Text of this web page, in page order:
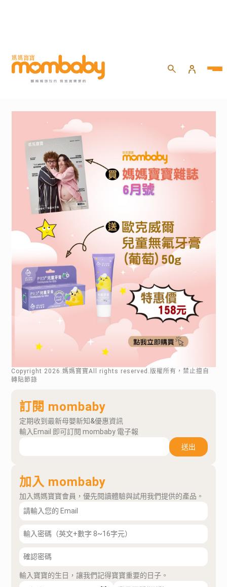
Copyright 2026 .媽媽寶寶All rights reserved.版權所有，禁止擅自
轉貼節錄
訂閱 mombaby
定期收到最新母嬰新知&優惠資訊
輸入Email 即可訂閱 mombaby 電子報
送出
加入 mombaby
加入媽媽寶寶會員，優先閱讀體驗與試用我們提供的產品。
輸入寶寶的生日，讓我們記得寶寶重要的日子。